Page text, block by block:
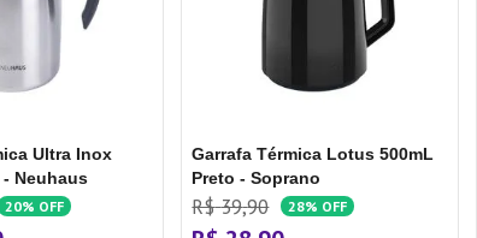
Ultra Inox
- Neuhaus
20% OFF
Garrafa Térmica Lotus 500mL
Preto - Soprano
R$ 39,90 28% OFF